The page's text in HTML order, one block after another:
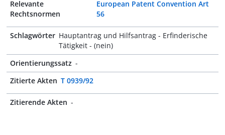
Relevante
Rechtsnormen
European Patent Convention Art
56
Schlagwörter Hauptantrag und Hilfsantrag - Erfinderische
Tätigkeit - (nein)
Orientierungssatz -
Zitierte Akten T 0939/92
Zitierende Akten -